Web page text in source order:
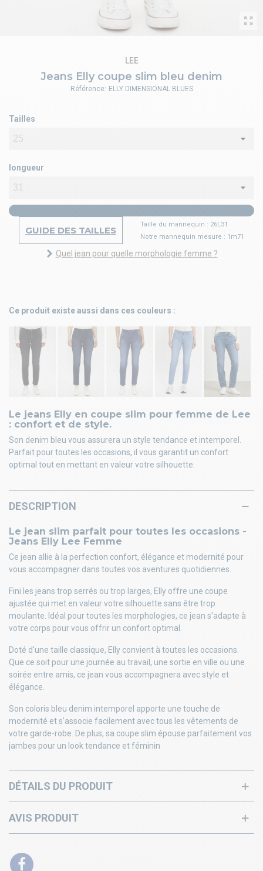
Jeans Elly coupe slim bleu denim
LEE
Le jeans Elly en coupe slim pour femme de Lee
: confort et de style.
Son denim bleu vous assurera un style tendance et intemporel.
Parfait pour toutes les occasions, il vous garantit un confort
optimal tout en mettant en valeur votre silhouette.
Tailles
longueur
GUIDE DES TAILLES
Taille du mannequin : 26L31
Notre mannequin mesure : 1m71
Quel jean pour quelle morphologie femme ?
Référence: ELLY DIMENSIONAL BLUES
Ce produit existe aussi dans ces couleurs :
DESCRIPTION
Le jean slim parfait pour toutes les occasions -
Jeans Elly Lee Femme
Ce jean allie à la perfection confort, élégance et modernité pour
vous accompagner dans toutes vos aventures quotidiennes.
Fini les jeans trop serrés ou trop larges, Elly offre une coupe
ajustée qui met en valeur votre silhouette sans être trop
moulante. Idéal pour toutes les morphologies, ce jean s'adapte à
votre corps pour vous offrir un confort optimal.
Doté d'une taille classique, Elly convient à toutes les occasions.
Que ce soit pour une journée au travail, une sortie en ville ou une
soirée entre amis, ce jean vous accompagnera avec style et
élégance.
Son coloris bleu denim intemporel apporte une touche de
modernité et s'associe facilement avec tous les vêtements de
votre garde-robe. De plus, sa coupe slim épouse parfaitement vos
jambes pour un look tendance et féminin
DÉTAILS DU PRODUIT
AVIS PRODUIT